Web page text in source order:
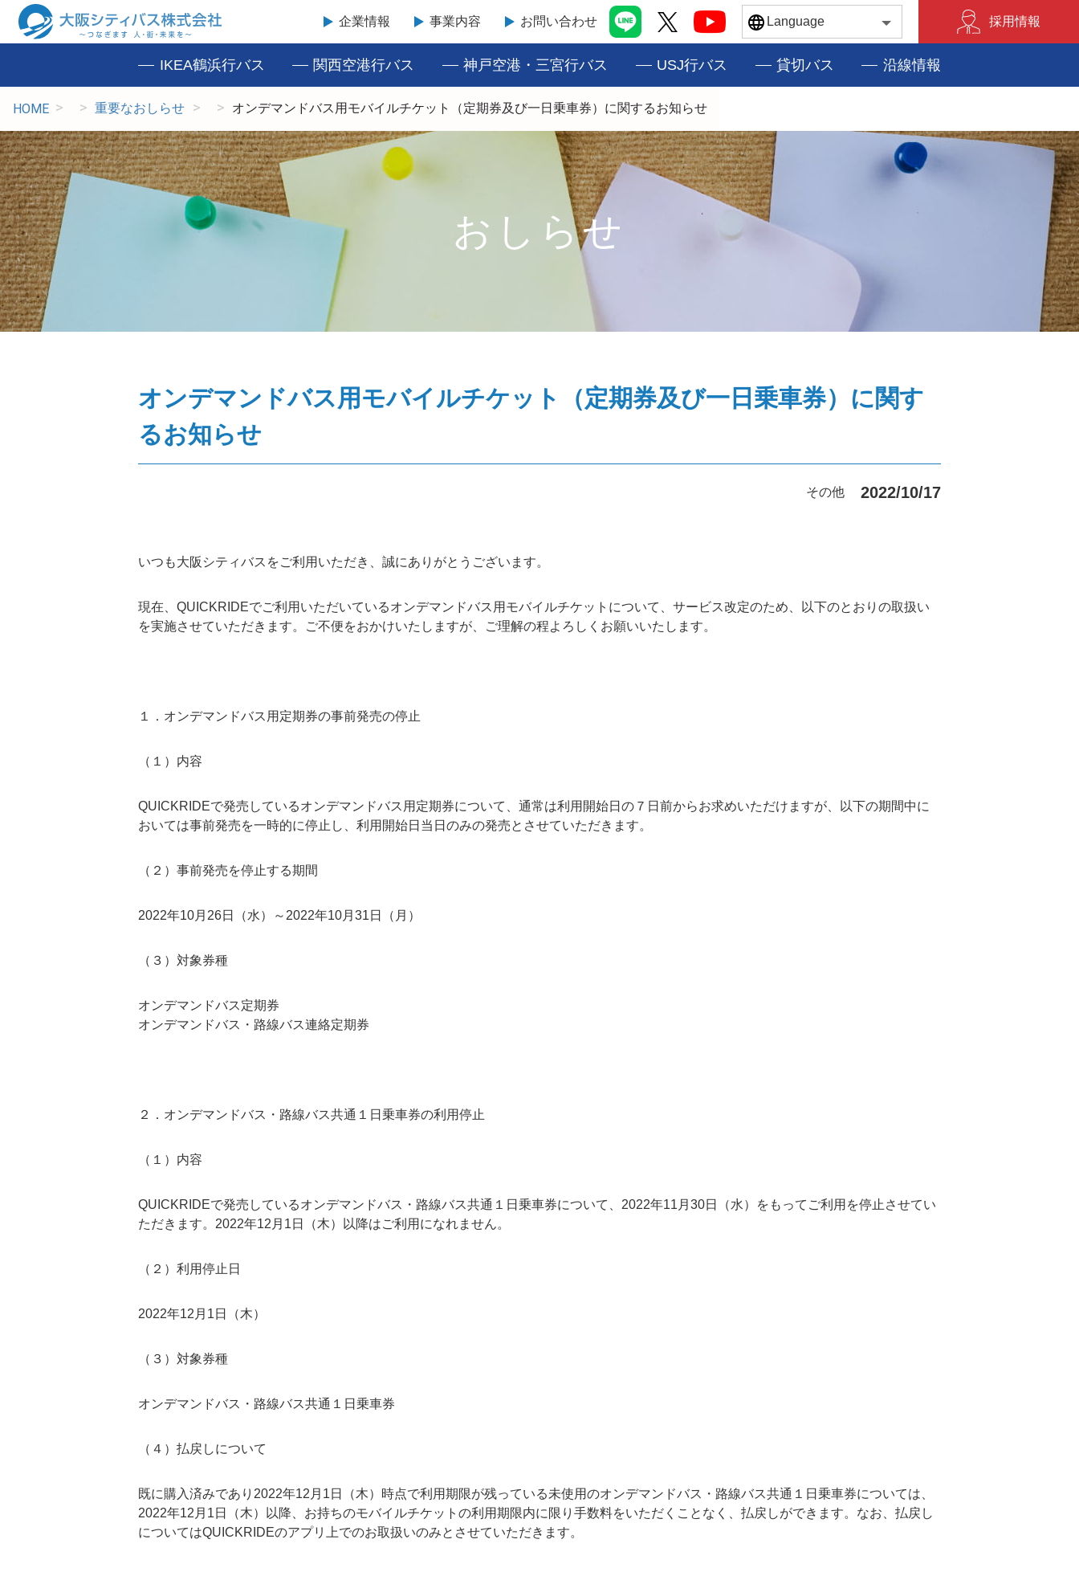
企業情報 事業内容 お問い合わせ 採用情報
IKEA鶴浜行バス 関西空港行バス 神戸空港・三宮行バス USJ行バス 貸切バス 沿線情報
HOME 重要なおしらせ オンデマンドバス用モバイルチケット（定期券及び一日乗車券）に関するお知らせ
おしらせ
オンデマンドバス用モバイルチケット（定期券及び一日乗車券）に関す
るお知らせ
その他 2022/10/17
いつも大阪シティバスをご利用いただき、誠にありがとうございます。
現在、QUICKRIDEでご利用いただいているオンデマンドバス用モバイルチケットについて、サービス改定のため、以下のとおりの取扱い
を実施させていただきます。ご不便をおかけいたしますが、ご理解の程よろしくお願いいたします。
１．オンデマンドバス用定期券の事前発売の停止
（１）内容
QUICKRIDEで発売しているオンデマンドバス用定期券について、通常は利用開始日の７日前からお求めいただけますが、以下の期間中に
おいては事前発売を一時的に停止し、利用開始日当日のみの発売とさせていただきます。
（２）事前発売を停止する期間
2022年10月26日（水）～2022年10月31日（月）
（３）対象券種
オンデマンドバス定期券
オンデマンドバス・路線バス連絡定期券
２．オンデマンドバス・路線バス共通１日乗車券の利用停止
（１）内容
QUICKRIDEで発売しているオンデマンドバス・路線バス共通１日乗車券について、2022年11月30日（水）をもってご利用を停止させてい
ただきます。2022年12月1日（木）以降はご利用になれません。
（２）利用停止日
2022年12月1日（木）
（３）対象券種
オンデマンドバス・路線バス共通１日乗車券
（４）払戻しについて
既に購入済みであり2022年12月1日（木）時点で利用期限が残っている未使用のオンデマンドバス・路線バス共通１日乗車券については、
2022年12月1日（木）以降、お持ちのモバイルチケットの利用期限内に限り手数料をいただくことなく、払戻しができます。なお、払戻し
についてはQUICKRIDEのアプリ上でのお取扱いのみとさせていただきます。